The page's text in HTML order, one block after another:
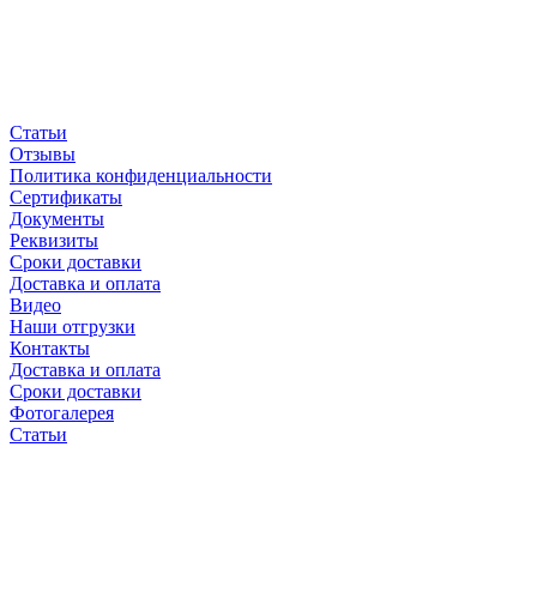
Статьи
Отзывы
Политика конфиденциальности
Сертификаты
Документы
Реквизиты
Сроки доставки
Доставка и оплата
Видео
Наши отгрузки
Контакты
Доставка и оплата
Сроки доставки
Фотогалерея
Статьи